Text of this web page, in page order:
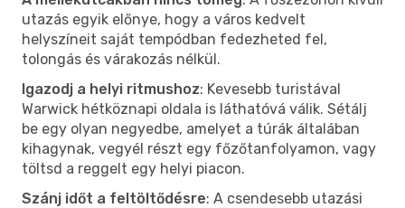
utazás egyik előnye, hogy a város kedvelt
helyszíneit saját tempódban fedezheted fel,
tolongás és várakozás nélkül.
Igazodj a helyi ritmushoz: Kevesebb turistával
Warwick hétköznapi oldala is láthatóvá válik. Sétálj
be egy olyan negyedbe, amelyet a túrák általában
kihagynak, vegyél részt egy főzőtanfolyamon, vagy
töltsd a reggelt egy helyi piacon.
Szánj időt a feltöltődésre: A csendesebb utazási